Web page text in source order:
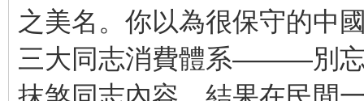
之美名。你以為很保守的中
三大同志消費體系———別忘